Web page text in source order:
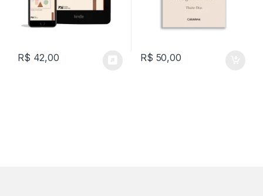
R$ 42,00 R$ 50,00